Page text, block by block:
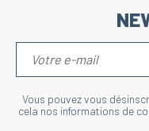
Vous pouvez vous
cela nos informations de